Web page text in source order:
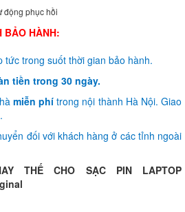
động phục hồi
BẢO HÀNH:
tức trong suốt thời gian bảo hành.
tiền trong 30 ngày.
miễn phí trong nội thành Hà Nội. Giao
đối với khách hàng ở các tỉnh ngoài
THẾ CHO SẠC PIN LAPTOP